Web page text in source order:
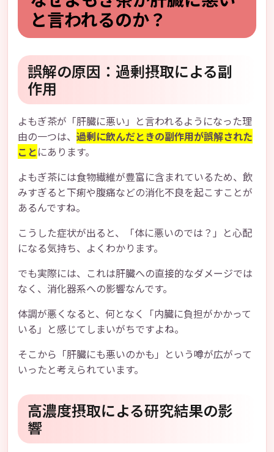
と言われるのか？
誤解の原因：過剰摂取による副
作用
よもぎ茶が「肝臓に悪い」と言われるようになった理
由の一つは、 過剰に飲んだときの副作用が誤解された
ことにあります。
よもぎ茶には食物繊維が豊富に含まれているため、飲
みすぎると下痢や腹痛などの消化不良を起こすことが
あるんですね。
こうした症状が出ると、「体に悪いのでは？」と心配
になる気持ち、よくわかります。
でも実際には、これは肝臓への直接的なダメージでは
なく、消化器系への影響なんです。
体調が悪くなると、何となく「内臓に負担がかかって
いる」と感じてしまいがちですよね。
そこから「肝臓にも悪いのかも」という噂が広がって
いったと考えられています。
高濃度摂取による研究結果の影
響